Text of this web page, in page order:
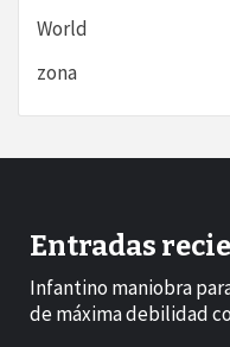
World
zona
Entradas
Infantino maniobra
de máxima debilidad